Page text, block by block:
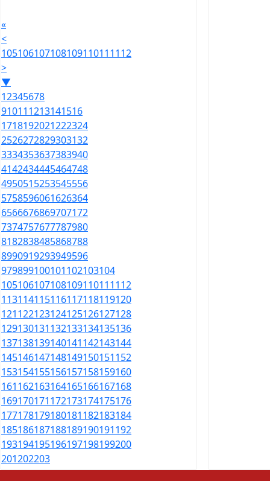
«
<
105106107108109110111112
>
▼
12345678
910111213141516
1718192021222324
2526272829303132
3334353637383940
4142434445464748
4950515253545556
5758596061626364
6566676869707172
7374757677787980
8182838485868788
8990919293949596
979899100101102103104
105106107108109110111112
113114115116117118119120
121122123124125126127128
129130131132133134135136
137138139140141142143144
145146147148149150151152
153154155156157158159160
161162163164165166167168
169170171172173174175176
177178179180181182183184
185186187188189190191192
193194195196197198199200
201202203